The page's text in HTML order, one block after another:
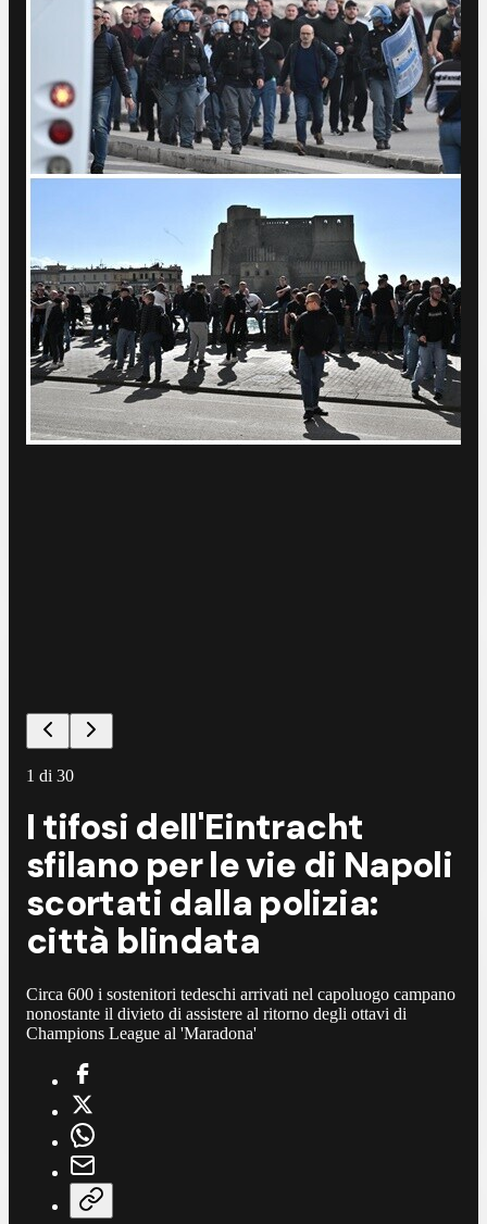
1 di 30
I tifosi dell'Eintracht
sfilano per le vie di Napoli
scortati dalla polizia:
città blindata
Circa 600 i sostenitori tedeschi arrivati nel capoluogo campano
nonostante il divieto di assistere al ritorno degli ottavi di
Champions League al 'Maradona'